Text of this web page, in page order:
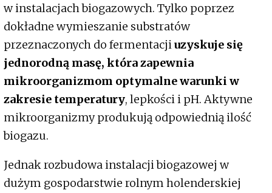
w instalacjach biogazowych. Tylko poprzez
dokładne wymieszanie substratów
przeznaczonych do fermentacjiuzyskuje się
jednorodną masę, która zapewnia
mikroorganizmom optymalne warunki w
zakresie temperatury, lepkości i pH. Aktywne
mikroorganizmy produkują odpowiednią ilość
biogazu.
Jednak rozbudowa instalacji biogazowej w
dużym gospodarstwie rolnym holenderskiej